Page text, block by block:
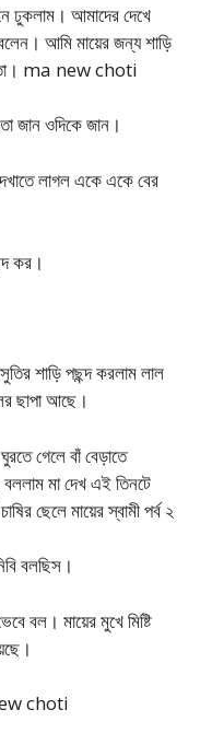
ঢুকলাম। আমাদের দেখে
আমি মায়ের জন্য শাড়ি
তো। ma new choti
জান ওদিকে জান।
লাগল একে একে বের
কর।
শাড়ি পছন্দ করলাম লাল
ছাপা আছে।
গেলে বাঁ বেড়াতে
বললাম মা দেখ এই তিনটে
ছেলে মায়ের স্বামী পর্ব ২
বলছিস।
বল। মায়ের মুখে মিষ্টি
choti